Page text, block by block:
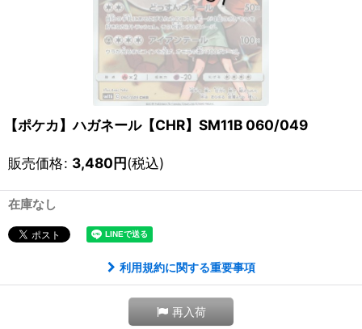
【ポケカ】ハガネール【CHR】SM11B 060/049
販売価格: 3,480円(税込)
在庫なし
利用規約に関する重要事項
再入荷